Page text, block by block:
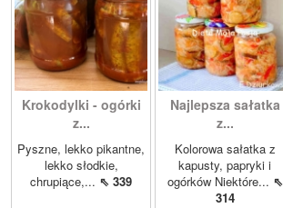
Krokodylki - ogórki
z...
Pyszne, lekko pikantne,
lekko słodkie,
chrupiące,... ⇖ 339
Najlepsza sałatka
z...
Kolorowa sałatka z
kapusty, papryki i
ogórków Niektóre... ⇖
314